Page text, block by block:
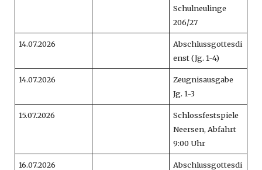
Schulneulinge
206/27
14.07.2026
Abschlussgottesdi
enst (Jg. 1-4)
14.07.2026
Zeugnisausgabe
Jg. 1-3
15.07.2026
Schlossfestspiele
Neersen, Abfahrt
9:00 Uhr
16.07.2026
Abschlussgottesdi